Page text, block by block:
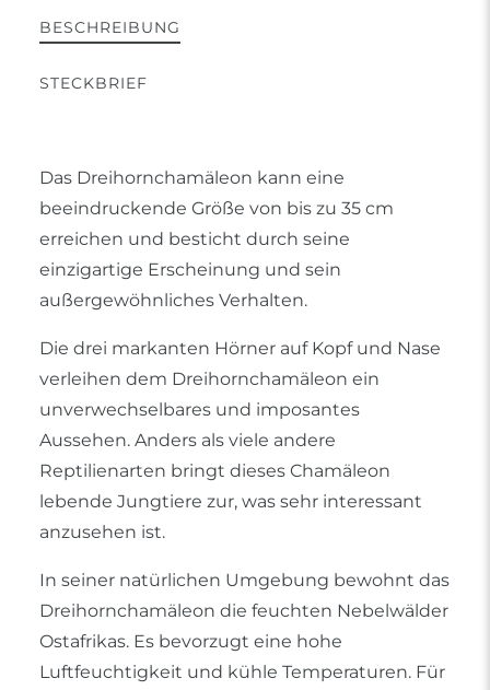
BESCHREIBUNG
STECKBRIEF
Das Dreihornchamäleon kann eine
beeindruckende Größe von bis zu 35 cm
erreichen und besticht durch seine
einzigartige Erscheinung und sein
außergewöhnliches Verhalten.
Die drei markanten Hörner auf Kopf und Nase
verleihen dem Dreihornchamäleon ein
unverwechselbares und imposantes
Aussehen. Anders als viele andere
Reptilienarten bringt dieses Chamäleon
lebende Jungtiere zur, was sehr interessant
anzusehen ist.
In seiner natürlichen Umgebung bewohnt das
Dreihornchamäleon die feuchten Nebelwälder
Ostafrikas. Es bevorzugt eine hohe
Luftfeuchtigkeit und kühle Temperaturen. Für